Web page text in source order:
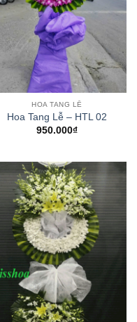
HOA TANG LỄ
Hoa Tang Lễ – HTL 02
950.000₫